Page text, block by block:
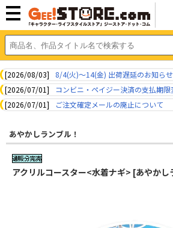
[2026/08/03]
8/4(火)～14(金) 出荷遅延のお知らせ
[2026/07/01]
コンビニ・ペイジー決済の支払期限
[2026/07/01]
ご注文確定メールの廃止について
あやかしランブル！
アクリルコースター<水着ナギ> [あやかし